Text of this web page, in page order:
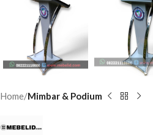
Home Mimbar & Podium